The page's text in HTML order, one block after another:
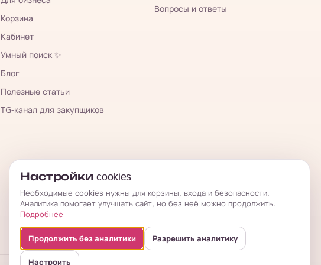
Корзина
Кабинет
Умный поиск ✨
Блог
Полезные статьи
TG-канал для закупщиков
Вопросы и ответы
Настройки cookies
Необходимые cookies нужны для корзины, входа и безопасности.
Аналитика помогает улучшать сайт, но без неё можно продолжить.
Подробнее
Продолжить без аналитики Разрешить аналитику
Настроить